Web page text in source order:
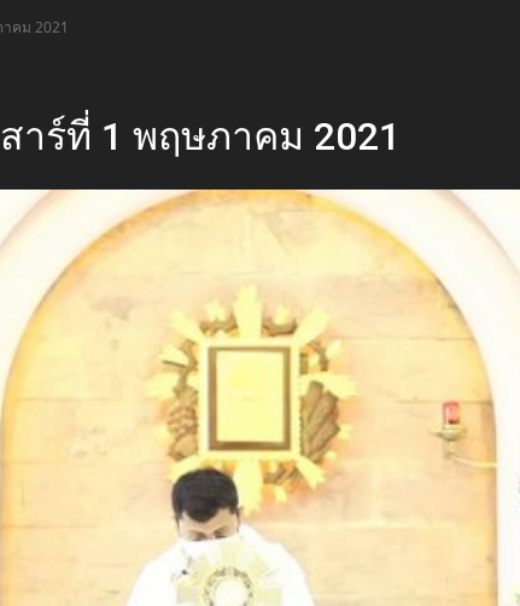
คม 2021
ร์ที่ 1 พฤษภาคม 2021